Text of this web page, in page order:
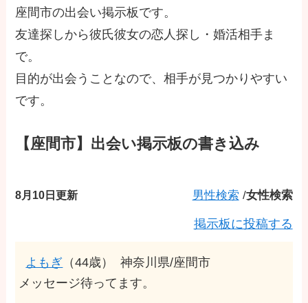
座間市の出会い掲示板です。
友達探しから彼氏彼女の恋人探し・婚活相手ま
で。
目的が出会うことなので、相手が見つかりやすい
です。
【座間市】出会い掲示板の書き込み
8月10日更新 男性検索 /女性検索
掲示板に投稿する
よもぎ （44歳）
神奈川県/座間市
メッセージ待ってます。